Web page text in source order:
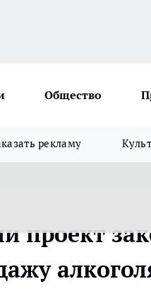
Общество
рекламу
проект